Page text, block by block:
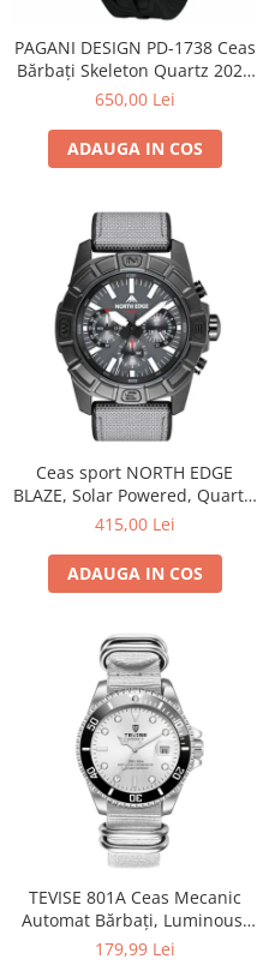
PAGANI DESIGN PD-1738 Ceas
Bărbați Skeleton Quartz 2025
| Safir, Curea Silicon,
650,00 Lei
ADAUGA IN COS
Ceas sport NORTH EDGE
BLAZE, Solar Powered, Quartz,
carcasă aliaj zinc, curea
5ATM
415,00 Lei
ADAUGA IN COS
TEVISE 801A Ceas Mecanic
Automat Bărbați, Luminous,
Calendar Complet,
179,99 Lei